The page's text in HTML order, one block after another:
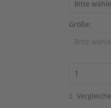
Größe: